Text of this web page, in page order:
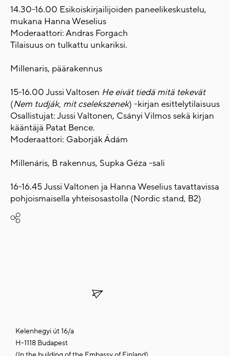
14.30-16.00 Esikoiskirjailijoiden paneelikeskustelu,
mukana Hanna Weselius
Moderaattori: Andras Forgach
Tilaisuus on tulkattu unkariksi.
Millenaris, päärakennus
15-16.00 Jussi Valtosen He eivät tiedä mitä tekevät
(Nem tudják, mit cselekszenek) -kirjan esittelytilaisuus
Osallistujat: Jussi Valtonen, Csányi Vilmos sekä kirjan
kääntäjä Patat Bence.
Moderaattori: Gaborják Ádám
Millenáris, B rakennus, Supka Géza -sali
16-16.45 Jussi Valtonen ja Hanna Weselius tavattavissa
pohjoismaisella yhteisosastolla (Nordic stand, B2)
Kelenhegyi út 16/a
H-1118 Budapest